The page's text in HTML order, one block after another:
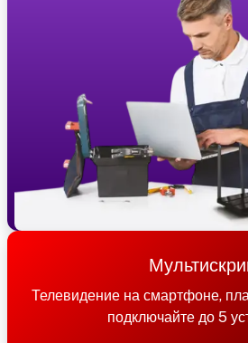
Телевидение на смартфоне,
подключайте до 5